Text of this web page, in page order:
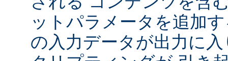
ットパラメータを追加
の入力データが出力に